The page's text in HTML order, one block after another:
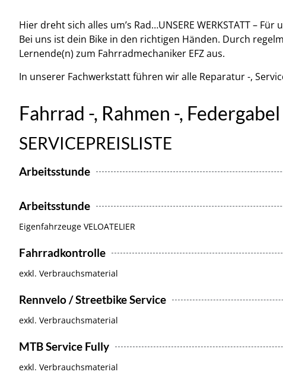
Hier dreht sich alles um’s Rad…UNSERE WERKSTATT – Für
Bei uns ist dein Bike in den richtigen Händen. Durch
Lernende(n) zum Fahrradmechaniker EFZ aus.
In unserer Fachwerkstatt führen wir alle Reparatur -,
Fahrrad -, Rahmen -,
SERVICEPREISLISTE
Arbeitsstunde
Arbeitsstunde
Eigenfahrzeuge VELOATELIER
Fahrradkontrolle
exkl. Verbrauchsmaterial
Rennvelo / Streetbike Service
exkl. Verbrauchsmaterial
MTB Service Fully
exkl. Verbrauchsmaterial